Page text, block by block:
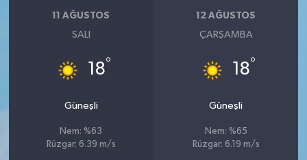
11 AĞUSTOS
SALI
18°
Güneşli
Nem: %63
Rüzgar: 6.39 m/s
12 AĞUSTOS
ÇARŞAMBA
18°
Güneşli
Nem: %65
Rüzgar: 6.19 m/s